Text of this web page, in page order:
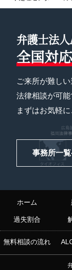
弁護士法
全国対応
ご来所が難し
法律相談が可能
まずはお気軽
事務所一
ホーム
過失割合
無料相談の流れ